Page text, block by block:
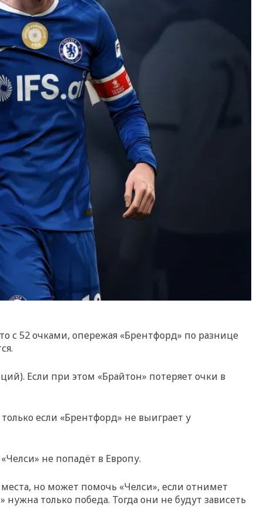
с 52 очками, опережая «Брентфорд» по разнице
Если при этом «Брайтон» потеряет очки в
если «Брентфорд» не выиграет у
не попадёт в Европу.
но может помочь «Челси», если отнимет
только победа. Тогда они не будут зависеть